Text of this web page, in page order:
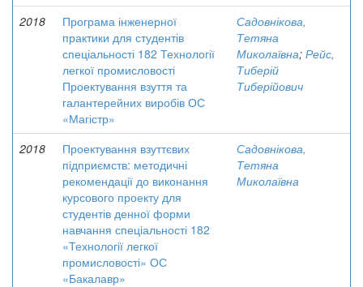
2018
Програма інженерної
практики для студентів
спеціальності 182 Технології
легкої промисловості
Проектування взуття та
галантерейних виробів ОС
«Магістр»
Садовнікова,
Тетяна
Миколаївна; Рейс,
Тиберій
Тиберійович
2018
Проектування взуттєвих
підприємств: методичні
рекомендації до виконання
курсового проекту для
студентів денної форми
навчання спеціальності 182
«Технології легкої
промисловості» ОС
«Бакалавр»
Садовнікова,
Тетяна
Миколаївна